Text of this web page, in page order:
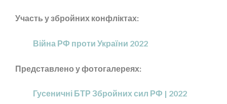
Участь у збройних конфліктах:
Війна РФ проти України 2022
Представлено у фотогалереях:
Гусеничні БТР Збройних сил РФ | 2022